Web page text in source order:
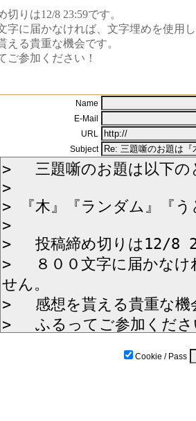
りは12/8 23:59です。
字に届かなければ、文字埋めを使用
る貴重な機会です。
参加ください！
Name
E-Mail
URL
Subject
Cookie / Pass